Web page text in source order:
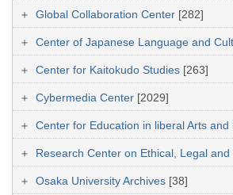
Global Collaboration Center [282]
Center of Japanese Language and
Center for Kaitokudo Studies [263]
Cybermedia Center [2029]
Center for Education in liberal Arts and
Research Center on Ethical, Legal and
Osaka University Archives [38]